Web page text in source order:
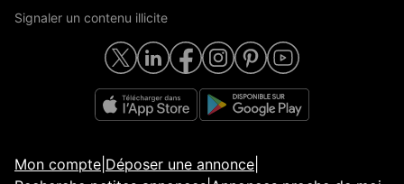
Signaler un contenu illicite
Mon compte Déposer une annonce